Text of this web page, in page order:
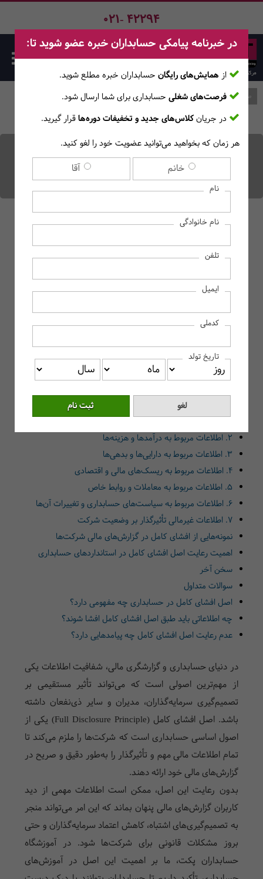
021- 42294
اصل افشای کامل در
حسابداری چیست؟
صفحه اصلی وبلاگ
اصل افشای کامل در حسابداری چیست؟
افزایش شفافیت و اعتبار گزارش‌های مالی
جلب اعتماد سرمایه‌گذاران و ذی‌نفعان
تأثیر بر ارزیابی و قیمت‌گذاری سهام
چه اطلاعاتی باید در راستای اصل افشای کامل ارائه شود؟
2. اطلاعات مربوط به درآمدها و هزینه‌ها
3. اطلاعات مربوط به دارایی‌ها و بدهی‌ها
4. اطلاعات مربوط به ریسک‌های مالی و اقتصادی
5. اطلاعات مربوط به معاملات و روابط خاص
6. اطلاعات مربوط به سیاست‌های حسابداری و تغییرات آن‌ها
7. اطلاعات غیرمالی تأثیرگذار بر وضعیت شرکت
نمونه‌هایی از افشای کامل در گزارش‌های مالی شرکت‌ها
اهمیت رعایت اصل افشای کامل در استانداردهای حسابداری
سخن آخر
سوالات متداول
اصل افشای کامل در حسابداری چه مفهومی دارد؟
چه اطلاعاتی باید طبق اصل افشای کامل افشا شوند؟
عدم رعایت اصل افشای کامل چه پیامدهایی دارد؟
در دنیای حسابداری و گزارشگری مالی، شفافیت اطلاعات یکی
از مهم‌ترین اصولی است که می‌تواند تأثیر مستقیمی بر
تصمیم‌گیری سرمایه‌گذاران، مدیران و سایر ذی‌نفعان داشته
باشد. اصل افشای کامل (Full Disclosure Principle) یکی از
اصول اساسی حسابداری است که شرکت‌ها را ملزم می‌کند تا
تمام اطلاعات مالی مهم و تأثیرگذار را به‌طور دقیق و صریح در
گزارش‌های مالی خود ارائه دهند.
بدون رعایت این اصل، ممکن است اطلاعات مهمی از دید
کاربران گزارش‌های مالی پنهان بماند که این امر می‌تواند منجر
به تصمیم‌گیری‌های اشتباه، کاهش اعتماد سرمایه‌گذاران و حتی
بروز مشکلات قانونی برای شرکت‌ها شود. در آموزشگاه
حسابداران پکت، ما بر اهمیت این اصل در آموزش‌های
در خبرنامه پیامکی حسابداران خبره عضو شوید تا:
از همایش‌های رایگان حسابداران خبره مطلع ‎شوید.
فرصت‌های شغلی حسابداری برای شما ارسال شود.
در جریانکلاس‌های جدید و تخفیفات دوره‌هاقرار گیرید.
هر زمان که بخواهید می‌توانید عضویت خود را لغو کنید.
خانم آقا
نام
نام خانوادگی
تلفن
ایمیل
کدملی
تاریخ تولد